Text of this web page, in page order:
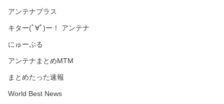
アンテナプラス
キター(ﾟ∀ﾟ)ー！ アンテナ
にゅーぷる
アンテナまとめMTM
まとめたった速報
World Best News